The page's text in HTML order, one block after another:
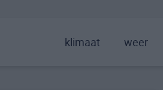
klimaat weer